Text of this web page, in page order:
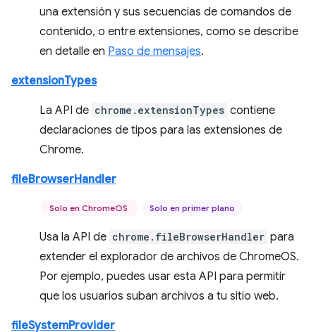
una extensión y sus secuencias de comandos de
contenido, o entre extensiones, como se describe
en detalle en Paso de mensajes.
extensionTypes
La API de chrome.extensionTypes contiene
declaraciones de tipos para las extensiones de
Chrome.
fileBrowserHandler
Solo en ChromeOS Solo en primer plano
Usa la API de chrome.fileBrowserHandler para
extender el explorador de archivos de ChromeOS.
Por ejemplo, puedes usar esta API para permitir
que los usuarios suban archivos a tu sitio web.
fileSystemProvider